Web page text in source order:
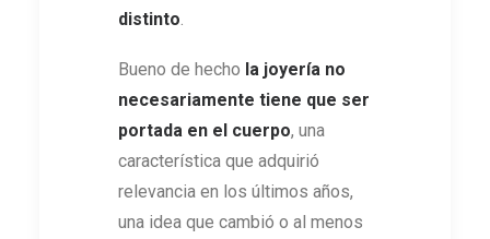
distinto
Bueno de hecho la joyería no
necesariamente tiene que ser
portada en el cuerpo, una
característica que adquirió
relevancia en los últimos años,
una idea que cambió o al menos